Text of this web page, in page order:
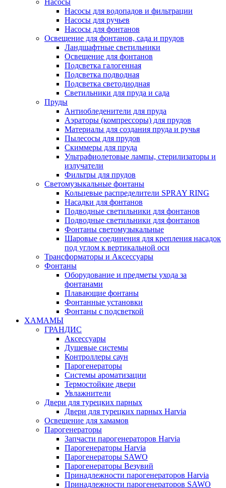
Насосы
Насосы для водопадов и фильтрации
Насосы для ручьев
Насосы для фонтанов
Освещение для фонтанов, сада и прудов
Ландшафтные светильники
Освещение для фонтанов
Подсветка галогенная
Подсветка подводная
Подсветка светодиодная
Светильники для пруда и сада
Пруды
Антиобледенители для пруда
Аэраторы (компрессоры) для прудов
Материалы для создания пруда и ручья
Пылесосы для прудов
Скиммеры для пруда
Ультрафиолетовые лампы, стерилизаторы и
излучатели
Фильтры для прудов
Светомузыкальные фонтаны
Кольцевые распределители SPRAY RING
Насадки для фонтанов
Подводные светильники для фонтанов
Подводные светильники для фонтанов
Фонтаны светомузыкальные
Шаровые соединения для крепления насадок
под углом к вертикальной оси
Трансформаторы и Аксессуары
Фонтаны
Оборудование и предметы ухода за
фонтанами
Плавающие фонтаны
Фонтанные установки
Фонтаны с подсветкой
ХАМАМЫ
ГРАНДИС
Аксессуары
Душевые системы
Контроллеры саун
Парогенераторы
Системы ароматизации
Термостойкие двери
Увлажнители
Двери для турецких парных
Двери для турецких парных Harvia
Освещение для хамамов
Парогенераторы
Запчасти парогенераторов Harvia
Парогенераторы Harvia
Парогенераторы SAWO
Парогенераторы Везувий
Принадлежности парогенераторов Harvia
Принадлежности парогенераторов SAWO